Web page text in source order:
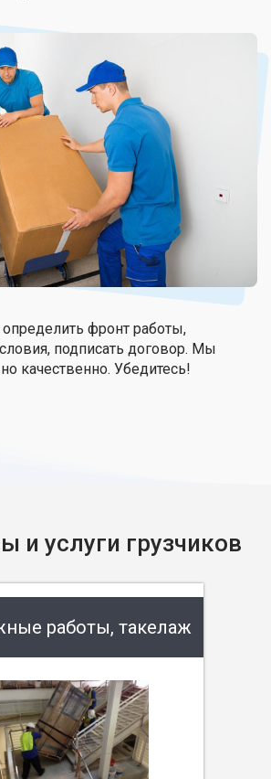
определить фронт работы,
подписать договор. Мы
качественно. Убедитесь!
и услуги грузчиков
работы, такелаж